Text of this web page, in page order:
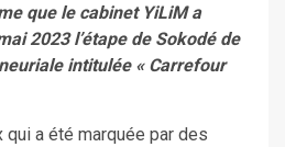
que le cabinet YiLiM a
2023 l’étape de Sokodé de
intitulée « Carrefour
qui a été marquée par des